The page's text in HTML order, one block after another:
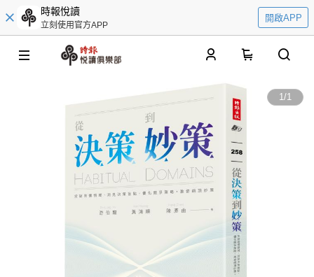
時報悅讀
立刻使用官方APP
開啟APP
1/1